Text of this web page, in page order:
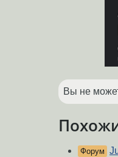
Вы не
Форум